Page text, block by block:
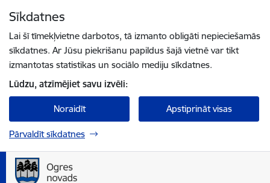
Sīkdatnes
Lai šī tīmekļvietne darbotos, tā izmanto obligāti nepieciešamās
sīkdatnes. Ar Jūsu piekrišanu papildus šajā vietnē var tikt
izmantotas statistikas un sociālo mediju sīkdatnes.
Lūdzu, atzīmējiet savu izvēli:
Noraidīt Apstiprināt visas
Pārvaldīt sīkdatnes